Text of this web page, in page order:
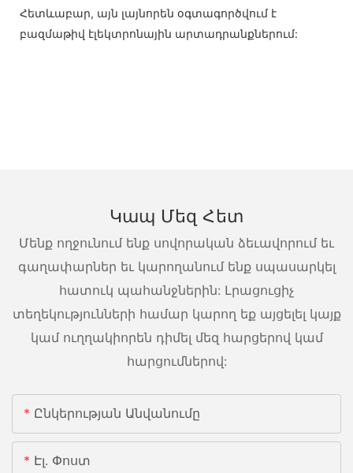
Հետևաբար, այն լայնորեն օգտագործվում է
բազմաթիվ էլեկտրոնային արտադրանքներում:
Կապ Մեզ Հետ
Մենք ողջունում ենք սովորական ձեւավորում եւ
գաղափարներ եւ կարողանում ենք սպասարկել
հատուկ պահանջներին: Լրացուցիչ
տեղեկությունների համար կարող եք այցելել կայք
կամ ուղղակիորեն դիմել մեզ հարցերով կամ
հարցումներով:
Ընկերության Անվանումը
Էլ. Փոստ